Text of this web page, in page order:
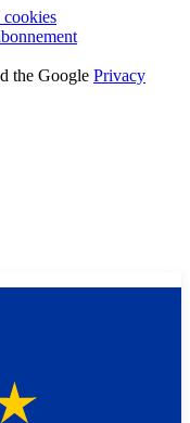
the Google Privacy